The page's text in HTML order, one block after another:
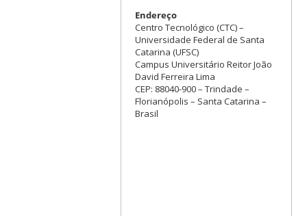
Endereço
Centro Tecnológico (CTC) –
Universidade Federal de Santa
Catarina (UFSC)
Campus Universitário Reitor João
David Ferreira Lima
CEP: 88040-900 – Trindade –
Florianópolis – Santa Catarina –
Brasil